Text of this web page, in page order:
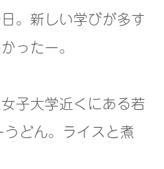
。 新しい学びが多す
ったー。
子大学近くにある若
どん。ライスと煮